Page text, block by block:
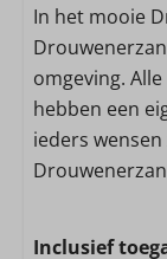
Wassen
Stofzuiger
Vaatwasser
In het mooie
omgeving.
hebben een
ieders
Inclusief